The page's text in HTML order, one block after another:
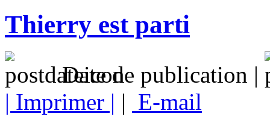
Thierry est parti
Date de publication |
| Imprimer | | E-mail